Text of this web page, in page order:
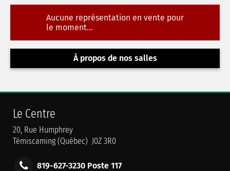
Aucune représentation en vente pour
le moment...
À propos de nos salles
Le Centre
20, Rue Humphrey
Témiscaming (Québec) J0Z 3R0
819-627-3230 Poste 117